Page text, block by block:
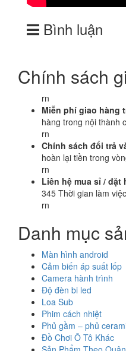
Bình luận
Chính sách
rn
Miễn phí giao hàng
hàng trong nội thành
rn
Chính sách đổi trả
hoàn lại tiền trong
rn
Liên hệ mua sỉ / đặt
345 Thời gian làm
rn
Danh mục
Màn hình android
Cảm biến áp suất lốp
Camera hành trình
Độ đèn bi led
Loa Sub
Phim cách nhiệt
Phủ gầm – phủ
Đồ Chơi Ô Tô Khác